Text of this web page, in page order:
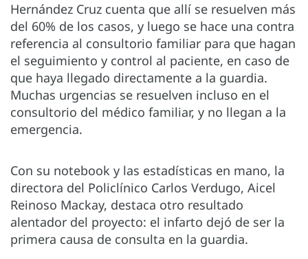
Hernández Cruz cuenta que allí se resuelven más
del 60% de los casos, y luego se hace una contra
referencia al consultorio familiar para que hagan
el seguimiento y control al paciente, en caso de
que haya llegado directamente a la guardia.
Muchas urgencias se resuelven incluso en el
consultorio del médico familiar, y no llegan a la
emergencia.
Con su notebook y las estadísticas en mano, la
directora del Policlínico Carlos Verdugo, Aicel
Reinoso Mackay, destaca otro resultado
alentador del proyecto: el infarto dejó de ser la
primera causa de consulta en la guardia.